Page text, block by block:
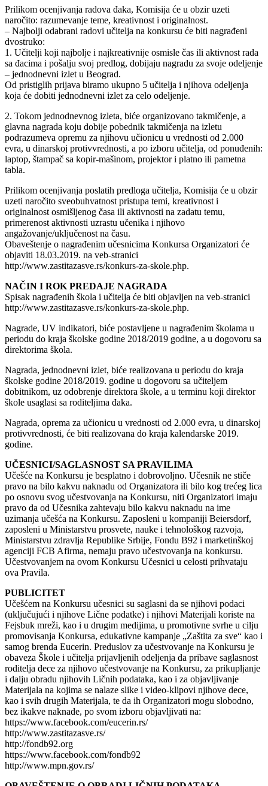
Prilikom ocenjivanja radova đaka, Komisija će u obzir uzeti
naročito: razumevanje teme, kreativnost i originalnost.
– Najbolji odabrani radovi učitelja na konkursu će biti nagrađeni
dvostruko:
1. Učitelji koji najbolje i najkreativnije osmisle čas ili aktivnost rada
sa đacima i pošalju svoj predlog, dobijaju nagradu za svoje odeljenje
– jednodnevni izlet u Beograd.
Od pristiglih prijava biramo ukupno 5 učitelja i njihova odeljenja
koja će dobiti jednodnevni izlet za celo odeljenje.
2. Tokom jednodnevnog izleta, biće organizovano takmičenje, a
glavna nagrada koju dobije pobednik takmičenja na izletu
podrazumeva opremu za njihovu učionicu u vrednosti od 2.000
evra, u dinarskoj protivvrednosti, a po izboru učitelja, od ponuđenih:
laptop, štampač sa kopir-mašinom, projektor i platno ili pametna
tabla.
Prilikom ocenjivanja poslatih predloga učitelja, Komisija će u obzir
uzeti naročito sveobuhvatnost pristupa temi, kreativnost i
originalnost osmišljenog časa ili aktivnosti na zadatu temu,
primerenost aktivnosti uzrastu učenika i njihovo
angažovanje/uključenost na času.
Obaveštenje o nagrađenim učesnicima Konkursa Organizatori će
objaviti 18.03.2019. na veb-stranici
http://www.zastitazasve.rs/konkurs-za-skole.php.
NAČIN I ROK PREDAJE NAGRADA
Spisak nagrađenih škola i učitelja će biti objavljen na veb-stranici
http://www.zastitazasve.rs/konkurs-za-skole.php.
Nagrade, UV indikatori, biće postavljene u nagrađenim školama u
periodu do kraja školske godine 2018/2019 godine, a u dogovoru sa
direktorima škola.
Nagrada, jednodnevni izlet, biće realizovana u periodu do kraja
školske godine 2018/2019. godine u dogovoru sa učiteljem
dobitnikom, uz odobrenje direktora škole, a u terminu koji direktor
škole usaglasi sa roditeljima đaka.
Nagrada, oprema za učionicu u vrednosti od 2.000 evra, u dinarskoj
protivvrednosti, će biti realizovana do kraja kalendarske 2019.
godine.
UČESNICI/SAGLASNOST SA PRAVILIMA
Učešće na Konkursu je besplatno i dobrovoljno. Učesnik ne stiče
pravo na bilo kakvu naknadu od Organizatora ili bilo kog trećeg lica
po osnovu svog učestvovanja na Konkursu, niti Organizatori imaju
pravo da od Učesnika zahtevaju bilo kakvu naknadu na ime
uzimanja učešća na Konkursu. Zaposleni u kompaniji Beiersdorf,
zaposleni u Ministarstvu prosvete, nauke i tehnološkog razvoja,
Ministarstvu zdravlja Republike Srbije, Fondu B92 i marketinškoj
agenciji FCB Afirma, nemaju pravo učestvovanja na konkursu.
Učestvovanjem na ovom Konkursu Učesnici u celosti prihvataju
ova Pravila.
PUBLICITET
Učešćem na Konkursu učesnici su saglasni da se njihovi podaci
(uključujući i njihove Lične podatke) i njihovi Materijali koriste na
Fejsbuk mreži, kao i u drugim medijima, u promotivne svrhe u cilju
promovisanja Konkursa, edukativne kampanje „Zaštita za sve“ kao i
samog brenda Eucerin. Preduslov za učestvovanje na Konkursu je
obaveza Škole i učitelja prijavljenih odeljenja da pribave saglasnost
roditelja dece za njihovo učestvovanje na Konkursu, za prikupljanje
i dalju obradu njihovih Ličnih podataka, kao i za objavljivanje
Materijala na kojima se nalaze slike i video-klipovi njihove dece,
kao i svih drugih Materijala, te da ih Organizatori mogu slobodno,
bez ikakve naknade, po svom izboru objavljivati na:
https://www.facebook.com/eucerin.rs/
http://www.zastitazasve.rs/
http://fondb92.org
https://www.facebook.com/fondb92
http://www.mpn.gov.rs/